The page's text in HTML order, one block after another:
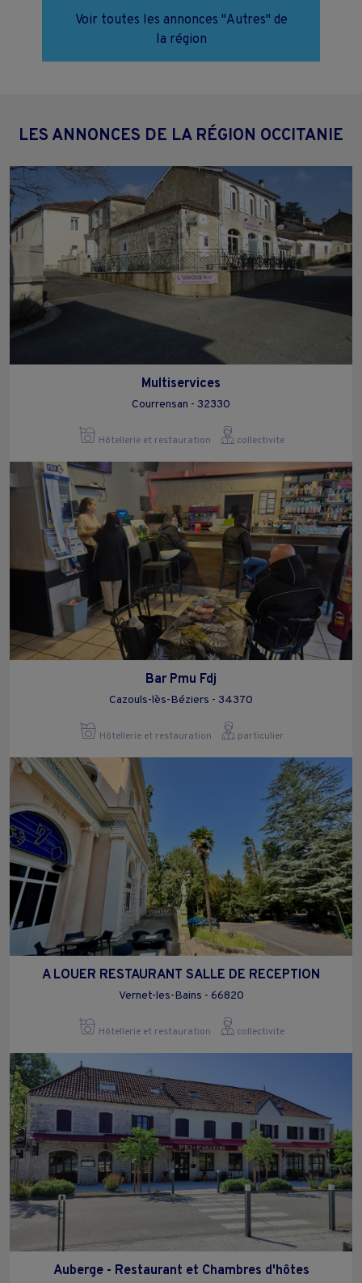
Voir toutes les annonces "Autres" de
la région
LES ANNONCES DE LA RÉGION OCCITANIE
Multiservices
Courrensan - 32330
Hôtellerie et restauration collectivite
Bar Pmu Fdj
Cazouls-lès-Béziers - 34370
Hôtellerie et restauration particulier
A LOUER RESTAURANT SALLE DE RECEPTION
Vernet-les-Bains - 66820
Hôtellerie et restauration collectivite
Auberge - Restaurant et Chambres d'hôtes